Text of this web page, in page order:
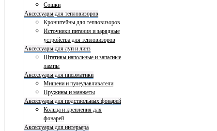
Сошки
Аксессуары для тепловизоров
Кронштейны для тепловизоров
Источники питания и зарядные
устройства для тепловизоров
Аксессуары для луп и линз
Штативы напольные и запасные
лампы
Аксессуары для пневматики
Мишени и пулеулавливатели
Пружины и манжеты
Аксессуары для подствольных фонарей
Кольца и крепления для
фонарей
Аксессуары для интерьера